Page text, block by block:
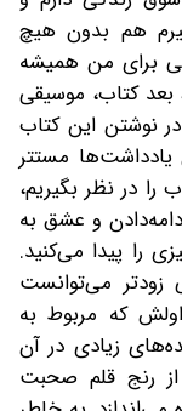
هم بدون هیچ
برای من همیشه
بعد کتاب، موسیقی
نوشتن این کتاب
مستتر
در نظر بگیریم،
و عشق به
را پیدا می‌کنید.
می‌توانست
که مربوط به
زیادی در آن
رنج قلم صحبت